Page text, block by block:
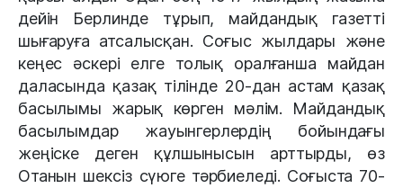
дейін Берлинде тұрып, майдандық газетті
шығаруға атсалысқан. Соғыс жылдары және
кеңес әскері елге толық оралғанша майдан
даласында қазақ тілінде 20-дан астам қазақ
басылымы жарық көрген мәлім. Майдандық
басылымдар жауынгерлердің бойындағы
жеңіске деген құлшынысын арттырды, өз
Отанын шексіз сүюге тәрбиеледі. Соғыста 70-